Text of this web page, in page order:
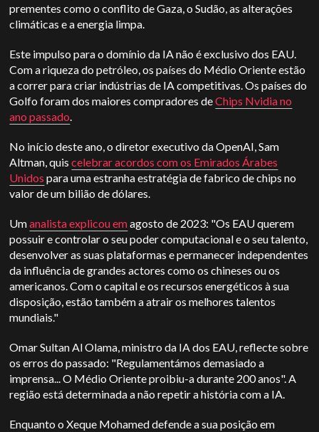
prementes como o conflito de Gaza, o Sudão, as alterações
climáticas e a energia limpa.
Este impulso para o domínio da IA não é exclusivo dos EAU.
Com a riqueza do petróleo, os países do Médio Oriente estão
a correr para criar indústrias de IA competitivas. Os países do
Golfo foram dos maiores compradores deChips Nvidia no
ano passado.
No início deste ano, o diretor executivo da OpenAI, Sam
Altman, quiscelebrar acordos com os Emirados Árabes
Unidos para uma estranha estratégia de fabrico de chips no
valor de um bilião de dólares.
Umanalista explicou emagosto de 2023: "Os EAU querem
possuir e controlar o seu poder computacional e o seu talento,
desenvolver as suas plataformas e permanecer independentes
da influência de grandes actores como os chineses ou os
americanos. Com o capital e os recursos energéticos à sua
disposição, estão também a atrair os melhores talentos
mundiais."
Omar Sultan Al Olama, ministro da IA dos EAU, reflecte sobre
os erros do passado: "Regulamentámos demasiado a
imprensa... O Médio Oriente proibiu-a durante 200 anos". A
região está determinada a não repetir a história com a IA.
Enquanto o Xeque Mohamed defende a sua posição em